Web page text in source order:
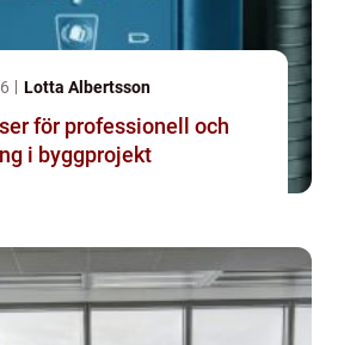
Lotta Albertsson
för professionell och
i byggprojekt